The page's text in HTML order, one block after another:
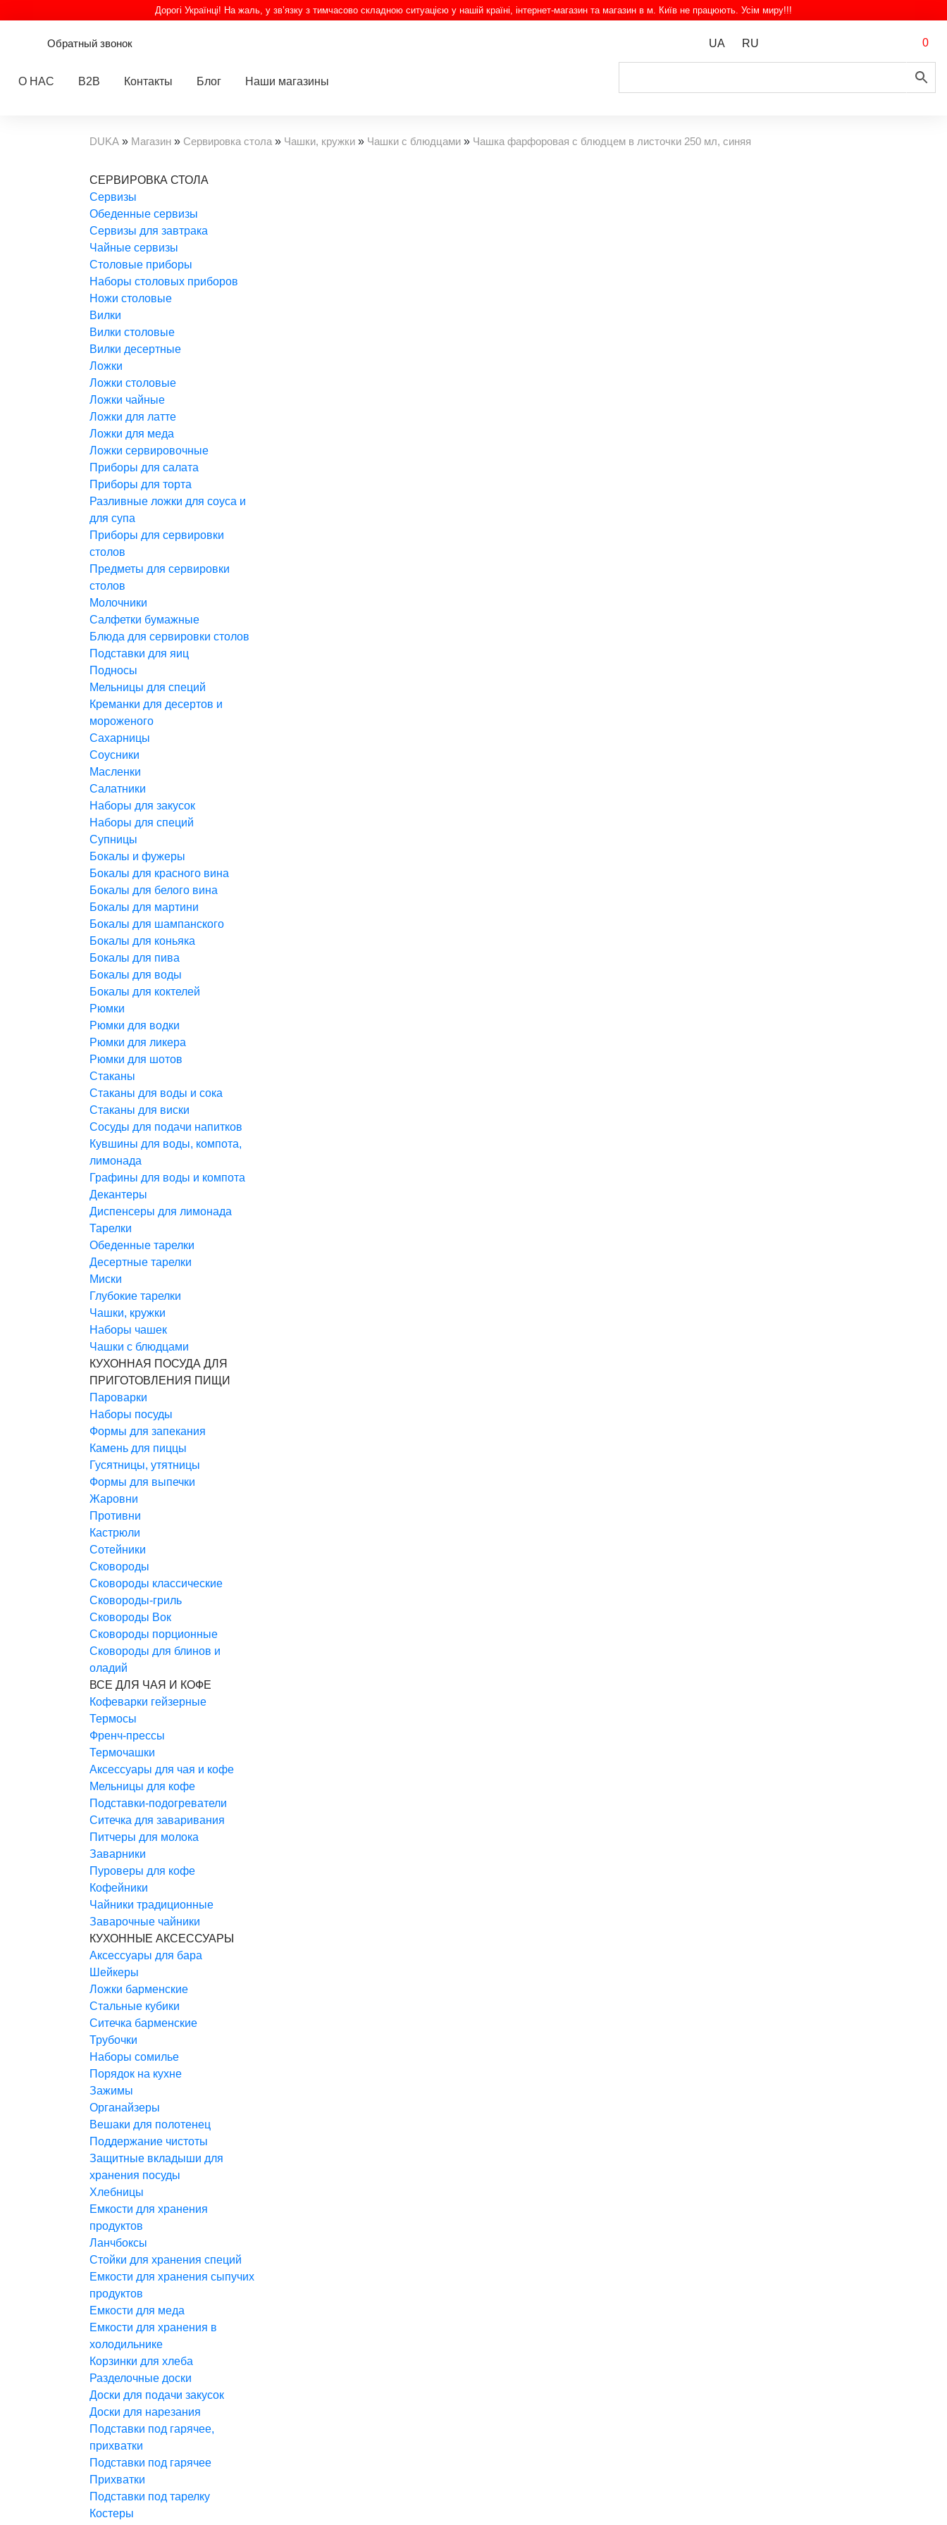
Дорогі Українці! На жаль, у зв’язку з тимчасово складною ситуацією у нашій країні, інтернет-магазин та магазин в м. Київ не працюють. Усім миру!!!
Обратный звонок UA RU 0
О НАС B2B Контакты Блог Наши магазины
DUKA » Магазин » Сервировка стола » Чашки, кружки » Чашки с блюдцами » Чашка фарфоровая с блюдцем в листочки 250 мл, синяя
СЕРВИРОВКА СТОЛА
Cервизы
Обеденные сервизы
Сервизы для завтрака
Чайные сервизы
Столовые приборы
Наборы столовых приборов
Ножи столовые
Вилки
Вилки столовые
Вилки десертные
Ложки
Ложки столовые
Ложки чайные
Ложки для латте
Ложки для меда
Ложки сервировочные
Приборы для салата
Приборы для торта
Разливные ложки для соуса и
для супа
Приборы для сервировки
столов
Предметы для сервировки
столов
Молочники
Салфетки бумажные
Блюда для сервировки столов
Подставки для яиц
Подносы
Мельницы для специй
Креманки для десертов и
мороженого
Сахарницы
Соусники
Масленки
Салатники
Наборы для закусок
Наборы для специй
Супницы
Бокалы и фужеры
Бокалы для красного вина
Бокалы для белого вина
Бокалы для мартини
Бокалы для шампанского
Бокалы для коньяка
Бокалы для пива
Бокалы для воды
Бокалы для коктелей
Рюмки
Рюмки для водки
Рюмки для ликера
Рюмки для шотов
Стаканы
Стаканы для воды и сока
Стаканы для виски
Сосуды для подачи напитков
Кувшины для воды, компота,
лимонада
Графины для воды и компота
Декантеры
Диспенсеры для лимонада
Тарелки
Обеденные тарелки
Десертные тарелки
Миски
Глубокие тарелки
Чашки, кружки
Наборы чашек
Чашки с блюдцами
КУХОННАЯ ПОСУДА ДЛЯ
ПРИГОТОВЛЕНИЯ ПИЩИ
Пароварки
Наборы посуды
Формы для запекания
Камень для пиццы
Гусятницы, утятницы
Формы для выпечки
Жаровни
Противни
Кастрюли
Сотейники
Сковороды
Сковороды классические
Сковороды-гриль
Сковороды Вок
Сковороды порционные
Сковороды для блинов и
оладий
ВСЕ ДЛЯ ЧАЯ И КОФЕ
Кофеварки гейзерные
Термосы
Френч-прессы
Термочашки
Аксессуары для чая и кофе
Мельницы для кофе
Подставки-подогреватели
Ситечка для заваривания
Питчеры для молока
Заварники
Пуроверы для кофе
Кофейники
Чайники традиционные
Заварочные чайники
КУХОННЫЕ АКСЕССУАРЫ
Аксессуары для бара
Шейкеры
Ложки барменские
Стальные кубики
Ситечка барменские
Трубочки
Наборы сомилье
Порядок на кухне
Зажимы
Органайзеры
Вешаки для полотенец
Поддержание чистоты
Защитные вкладыши для
хранения посуды
Хлебницы
Емкости для хранения
продуктов
Ланчбоксы
Стойки для хранения специй
Емкости для хранения сыпучих
продуктов
Емкости для меда
Емкости для хранения в
холодильнике
Корзинки для хлеба
Разделочные доски
Доски для подачи закусок
Доски для нарезания
Подставки под гарячее,
прихватки
Подставки под гарячее
Прихватки
Подставки под тарелку
Костеры